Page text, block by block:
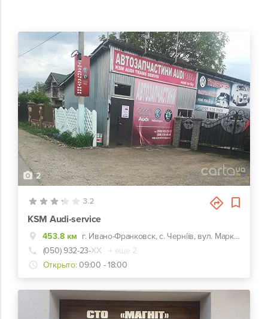
2
3.2
KSM Audi-service
453.8 км
г. Ивано-Франковск, с. Черніїв, вул. Марковецька
(050) 932-23-ХХ
+ еще 2
Открыто: 09:00 - 18:00